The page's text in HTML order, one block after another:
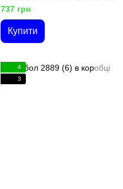
вбудованим акумулятором,
гумовий м’яч, насос
737 грн
Купити
4
3